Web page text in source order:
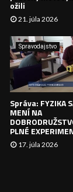
ožili
21. júla 2026
Spravodajstvo
Správa: FYZIKA
MENÍ NA
PLNÉ
17. júla 2026